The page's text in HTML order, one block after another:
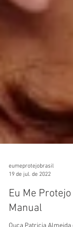
eumeprotejobrasil
Eu Me Protejo